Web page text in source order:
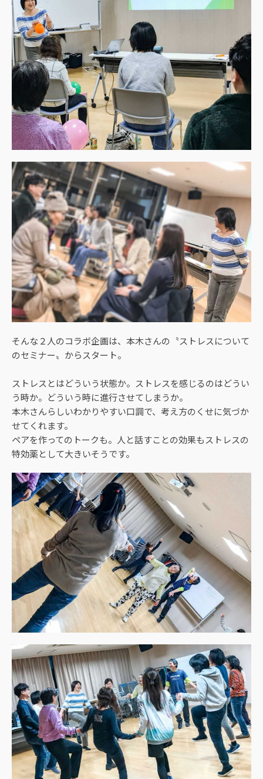
そんな２人のコラボ企画は、本木さんの〝ストレスについて
のセミナー〟からスタート。
ストレスとはどういう状態か。ストレスを感じるのはどうい
う時か。どういう時に進行させてしまうか。
本木さんらしいわかりやすい口調で、考え方のくせに気づか
せてくれます。
ペアを作ってのトークも。人と話すことの効果もストレスの
特効薬として大きいそうです。